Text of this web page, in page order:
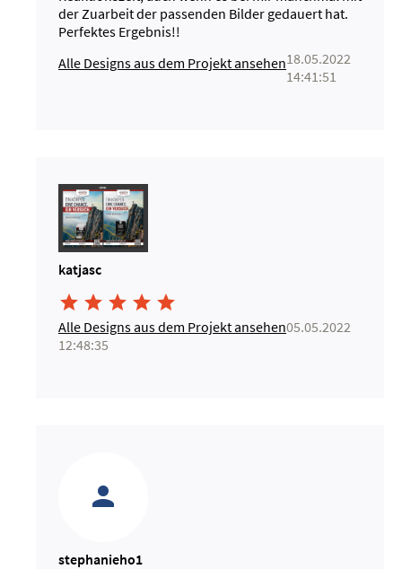
der Zuarbeit der passenden Bilder gedauert hat.
Perfektes Ergebnis!!
Alle Designs aus dem Projekt ansehen18.05.2022
14:41:51
katjasc
    
Alle Designs aus dem Projekt ansehen05.05.2022
12:48:35
stephanieho1